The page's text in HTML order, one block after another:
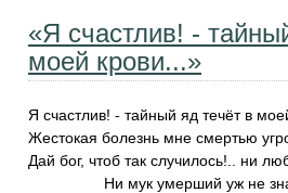
«Я счастлив! -
моей крови...»
Я счастлив! - тайный яд течёт в
Жестокая болезнь мне смертью
Дай бог, чтоб так случилось!.. ни
Ни мук умерший уж не